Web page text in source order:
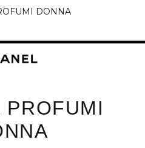
DONNA
PROFUMI